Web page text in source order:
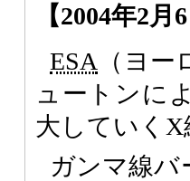
【2004年2月
ESA （ヨ
ュートンに
大していく
ガンマ線バ